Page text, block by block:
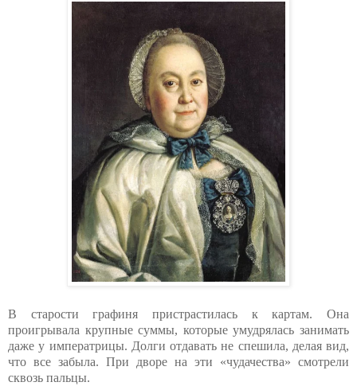
В старости графиня пристрастилась к картам. Она
проигрывала крупные суммы, которые умудрялась занимать
даже у императрицы. Долги отдавать не спешила, делая вид,
что все забыла. При дворе на эти «чудачества» смотрели
сквозь пальцы.